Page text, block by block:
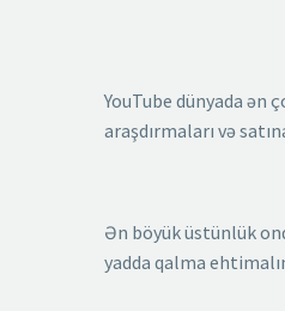
YouTube dünyada ən
araşdırmaları və
Ən böyük üstünlük
yadda qalma